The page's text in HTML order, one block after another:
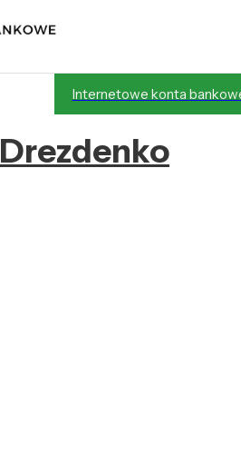
Internetowe konta
Drezdenko